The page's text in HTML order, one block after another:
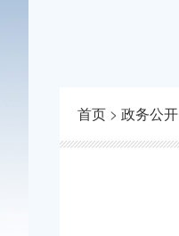
首页 > 政务公开